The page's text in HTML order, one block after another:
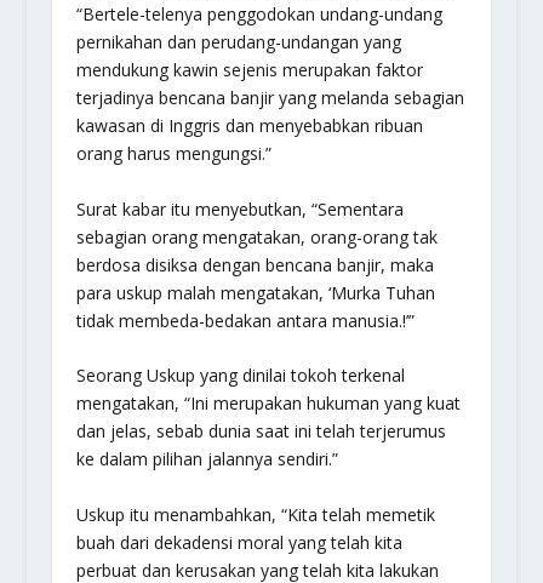
“Bertele-telenya penggodokan undang-undang
pernikahan dan perudang-undangan yang
mendukung kawin sejenis merupakan faktor
terjadinya bencana banjir yang melanda sebagian
kawasan di Inggris dan menyebabkan ribuan
orang harus mengungsi.”
Surat kabar itu menyebutkan, “Sementara
sebagian orang mengatakan, orang-orang tak
berdosa disiksa dengan bencana banjir, maka
para uskup malah mengatakan, ‘Murka Tuhan
tidak membeda-bedakan antara manusia.!’”
Seorang Uskup yang dinilai tokoh terkenal
mengatakan, “Ini merupakan hukuman yang kuat
dan jelas, sebab dunia saat ini telah terjerumus
ke dalam pilihan jalannya sendiri.”
Uskup itu menambahkan, “Kita telah memetik
buah dari dekadensi moral yang telah kita
perbuat dan kerusakan yang telah kita lakukan